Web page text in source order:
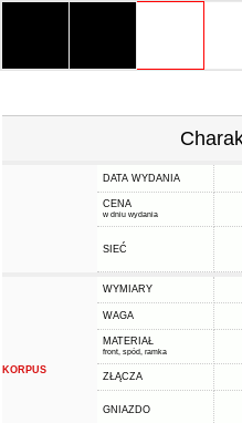
DATA WYDANIA
CENA
w dniu wydania
SIEĆ
KORPUS
WYMIARY
WAGA
MATERIAŁ
front, spód, ramka
ZŁĄCZA
GNIAZDO